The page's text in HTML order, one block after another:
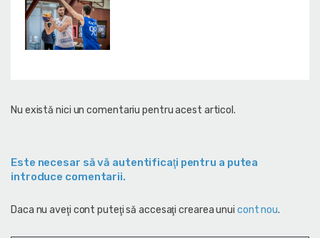
Nu există nici un comentariu pentru acest articol.
Este necesar să vă autentificaţi pentru a putea
introduce comentarii.
Daca nu aveţi cont puteţi să accesaţi crearea unui cont nou.